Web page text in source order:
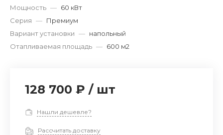
Мощность — 60 кВт
Серия — Премиум
Вариант установки — напольный
Отапливаемая площадь — 600 м2
128 700 ₽ / шт
Нашли дешевле?
Рассчитать доставку